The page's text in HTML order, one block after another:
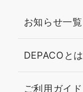
お知らせ一覧
DEPACOとは
ご利用ガイド